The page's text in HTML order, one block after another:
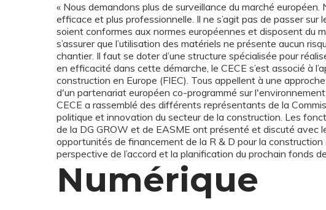
« Nous demandons plus de surveillance du marché
efficace et plus professionnelle. Il ne s’agit pas de passer sur
soient conformes aux normes européennes et disposent du
s’assurer que l’utilisation des matériels ne présente aucun
chantier. Il faut se doter d’une structure spécialisée pour
en efficacité dans cette démarche, le CECE s’est associé à
construction en Europe (FIEC). Tous appellent à une
d'un partenariat européen co-programmé sur
CECE a rassemblé des différents représentants de la
politique et innovation du secteur de la construction. Les
de la DG GROW et de EASME ont présenté et discuté avec
opportunités de financement de la R & D pour la
perspective de l’accord et la planification du prochain fonds
Numérique